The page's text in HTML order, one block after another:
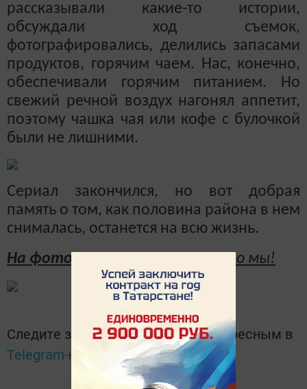
рассказывали какие-то истории,
обсуждали ход съемок,
фотографировались, делились запасами
продуктов, горячим чаем. Нас, конечно,
обеспечивали горячим питанием. Но
свежий речной воздух нагонял аппетит,
поэтому чашка чая или кофе с булочкой
были не лишними.
Сериал закончился, но вот добрая
память о том, как половина района в нем
снималась, останется на всю жизнь.
На фото -
Чистополь. А вот это мы!
Следите за самым важным и интересным в
Telegram-канале
Татмедиа